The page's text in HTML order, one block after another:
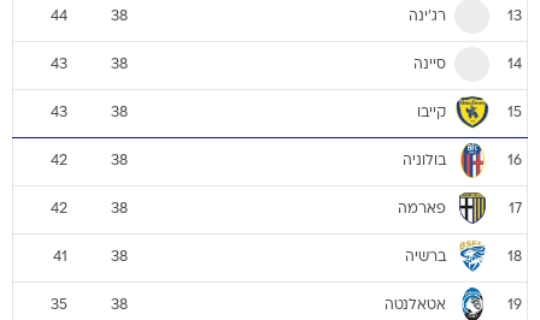
13 רג'ינה 38
44
14 סיינה 38
43
15 קייבו 38
43
16 בולוניה 38
42
17 פארמה 38
42
18 ברשיה 38
41
19 אטאלנטה 38
35